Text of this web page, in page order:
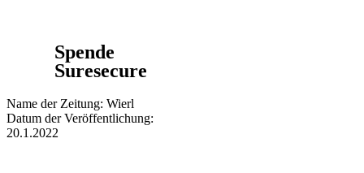
Spende
Suresecure
Name der Zeitung: Wierl
Datum der Veröffentlichung:
20.1.2022